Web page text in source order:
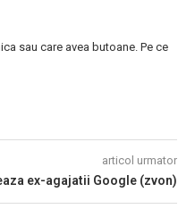
sau care avea butoane. Pe ce
articol urmator
ex-agajatii Google (zvon)